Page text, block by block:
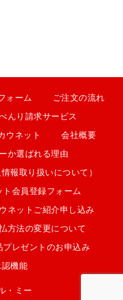
ォーム ご注文の流れ
んり請求サービス
ウネット 会社概要
か選ばれる理由
報取り扱いについて）
ト会員登録フォーム
ネットご紹介申し込み
方法の変更について
プレゼントのお申込み
機能
・ミー